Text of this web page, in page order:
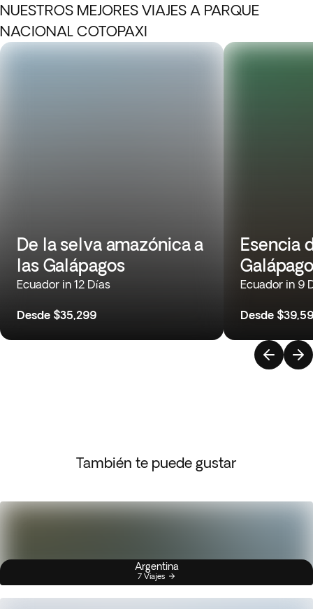
NUESTROS MEJORES VIAJES A PARQUE
NACIONAL COTOPAXI
De la selva amazónica a
las Galápagos
Ecuador in 12 Días
Desde $35,299
Esencia
Ecuador in 9
Desde
También te puede gustar
Argentina
7 Viajes